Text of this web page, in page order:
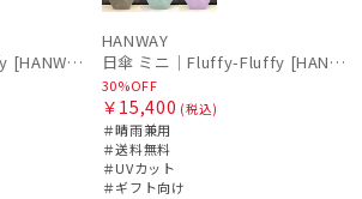
日傘 折｜Fluffy-Fluffy [HANWAY]
HANWAY
日傘 ミニ｜Fluffy-Fluffy [HANWAY]
30%OFF
￥15,400 (税込)
＃晴雨兼用
＃送料無料
＃UVカット
＃ギフト向け